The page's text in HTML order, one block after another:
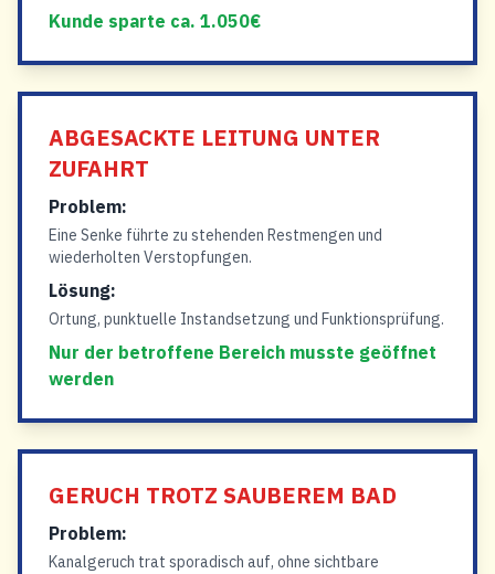
Kunde sparte ca. 1.050€
ABGESACKTE LEITUNG UNTER
ZUFAHRT
Problem:
Eine Senke führte zu stehenden Restmengen und
wiederholten Verstopfungen.
Lösung:
Ortung, punktuelle Instandsetzung und Funktionsprüfung.
Nur der betroffene Bereich musste geöffnet
werden
GERUCH TROTZ SAUBEREM BAD
Problem:
Kanalgeruch trat sporadisch auf, ohne sichtbare